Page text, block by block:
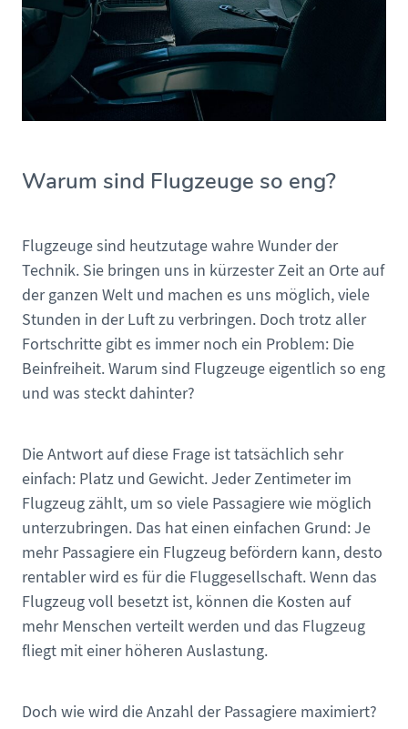
Warum sind Flugzeuge so eng?
Flugzeuge sind heutzutage wahre Wunder der
Technik. Sie bringen uns in kürzester Zeit an Orte auf
der ganzen Welt und machen es uns möglich, viele
Stunden in der Luft zu verbringen. Doch trotz aller
Fortschritte gibt es immer noch ein Problem: Die
Beinfreiheit. Warum sind Flugzeuge eigentlich so eng
und was steckt dahinter?
Die Antwort auf diese Frage ist tatsächlich sehr
einfach: Platz und Gewicht. Jeder Zentimeter im
Flugzeug zählt, um so viele Passagiere wie möglich
unterzubringen. Das hat einen einfachen Grund: Je
mehr Passagiere ein Flugzeug befördern kann, desto
rentabler wird es für die Fluggesellschaft. Wenn das
Flugzeug voll besetzt ist, können die Kosten auf
mehr Menschen verteilt werden und das Flugzeug
fliegt mit einer höheren Auslastung.
Doch wie wird die Anzahl der Passagiere maximiert?